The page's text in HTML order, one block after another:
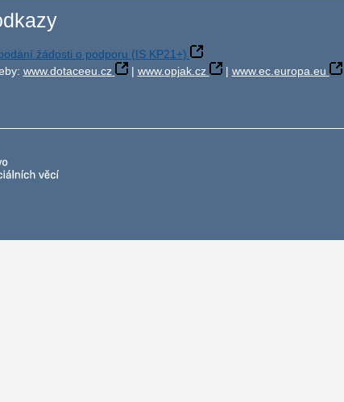
žádosti o podporu (IS KP21+)
www.dotaceeu.cz | www.opjak.cz | www.ec.europa.eu